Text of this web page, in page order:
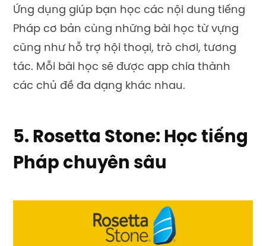
Ứng dụng giúp bạn học các nội dung tiếng
Pháp cơ bản cùng những bài học từ vựng
cũng như hỗ trợ hội thoại, trò chơi, tương
tác. Mỗi bài học sẽ được app chia thành
các chủ đề đa dạng khác nhau.
5. Rosetta Stone: Học tiếng
Pháp chuyên sâu